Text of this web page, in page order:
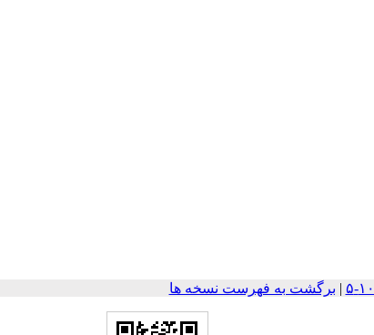
| برگشت به فهرست نسخه ها